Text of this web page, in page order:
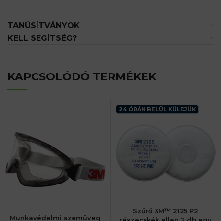
TANÚSÍTVÁNYOK
KELL SEGÍTSÉG?
KAPCSOLÓDÓ TERMÉKEK
Munkavédelmi szemüveg
24 ÓRÁN BELÜL KÜLDJÜK
Szűrő 3M™ 2125 P2